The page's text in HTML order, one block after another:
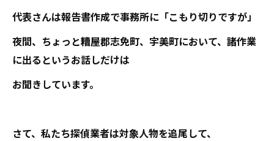
代表さんは報告書作成で事務所に「こもり切りですが」
夜間、ちょっと糟屋郡志免町、宇美町において、諸作業
に出るというお話しだけは
お聞きしています。
さて、私たち探偵業者は対象人物を追尾して、